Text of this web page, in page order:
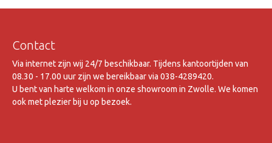
Contact
Via internet zijn wij 24/7 beschikbaar. Tijdens kantoortijden van
08.30 - 17.00 uur zijn we bereikbaar via 038-4289420.
U bent van harte welkom in onze showroom in Zwolle. We komen
ook met plezier bij u op bezoek.